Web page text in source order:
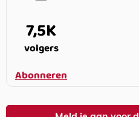
7,5K
volgers
Abonneren